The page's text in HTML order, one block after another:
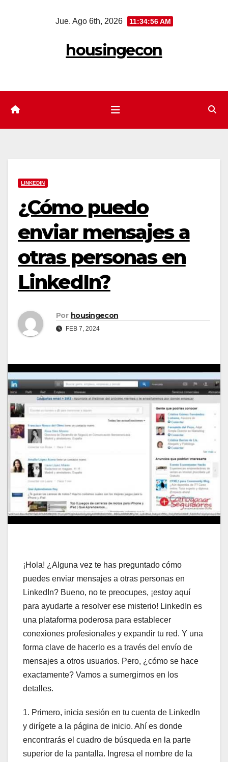
Jue. Ago 6th, 2026 11:34:57 AM
housingecon
LINKEDIN
¿Cómo puedo
enviar mensajes a
otras personas en
LinkedIn?
Por housingecon
FEB 7, 2024
¡Hola! ¿Alguna vez te has preguntado cómo
puedes enviar mensajes a otras personas en
LinkedIn? Bueno, no te preocupes, ¡estoy aquí
para ayudarte a resolver ese misterio! LinkedIn es
una plataforma poderosa para establecer
conexiones profesionales y expandir tu red. Y una
forma clave de hacerlo es a través del envío de
mensajes a otros usuarios. Pero, ¿cómo se hace
exactamente? Vamos a sumergirnos en los
detalles.
1. Primero, inicia sesión en tu cuenta de LinkedIn
y dirígete a la página de inicio. Ahí es donde
encontrarás el cuadro de búsqueda en la parte
superior de la pantalla. Ingresa el nombre de la